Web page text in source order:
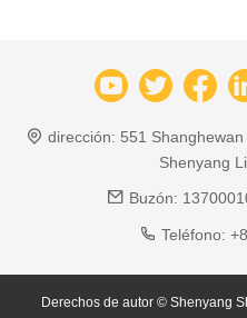
dirección: 551
Shenyang
Buzón:
Teléfono:
Derechos de autor © Shenyang